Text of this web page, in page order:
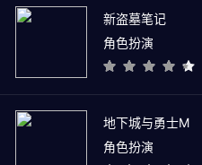
新盗墓笔记
角色扮演
地下城与勇士M
角色扮演